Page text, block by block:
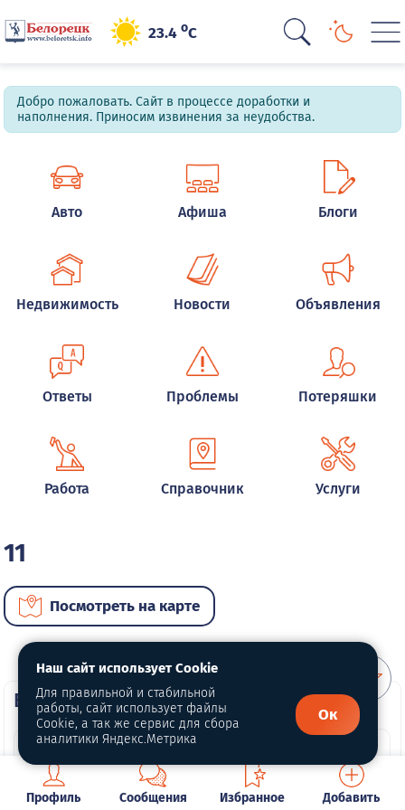
23.4oC
Добро пожаловать. Сайт в процессе доработки и
наполнения. Приносим извинения за неудобства.
Авто Афиша Блоги
Недвижимость Новости Объявления
Ответы Проблемы Потеряшки
Работа Справочник Услуги
11
Посмотреть на карте
ВИП автомобили
Профиль Сообщения Избранное Добавить
Наш сайт использует Cookie
Для правильной и стабильной
работы, сайт использует файлы
Cookie, а так же сервис для сбора
аналитики Яндекс.Метрика
Ок